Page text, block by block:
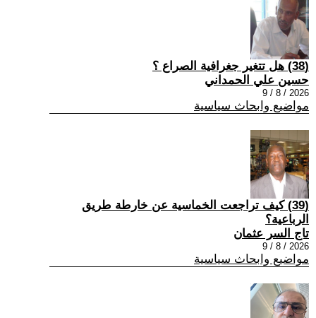
(38) هل تتغير جغرافية الصراع ؟
حسين علي الحمداني
2026 / 8 / 9
مواضيع وابحاث سياسية
(39) كيف تراجعت الخماسية عن خارطة طريق
الرباعية؟
تاج السر عثمان
2026 / 8 / 9
مواضيع وابحاث سياسية